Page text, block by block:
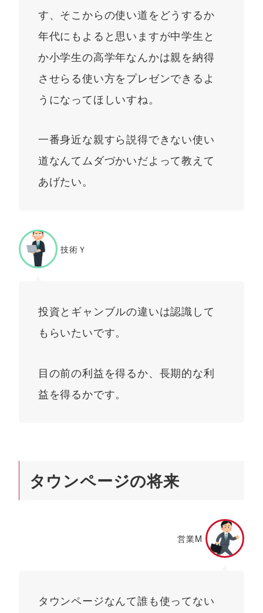
す、そこからの使い道をどうするか
年代にもよると思いますが中学生と
か小学生の高学年なんかは親を納得
させらる使い方をプレゼンできるよ
うになってほしいすね。
一番身近な親すら説得できない使い
道なんてムダづかいだよって教えて
あげたい。
技術Ｙ
投資とギャンブルの違いは認識して
もらいたいです。
目の前の利益を得るか、長期的な利
益を得るかです。
タウンページの将来
営業M
タウンページなんて誰も使ってない